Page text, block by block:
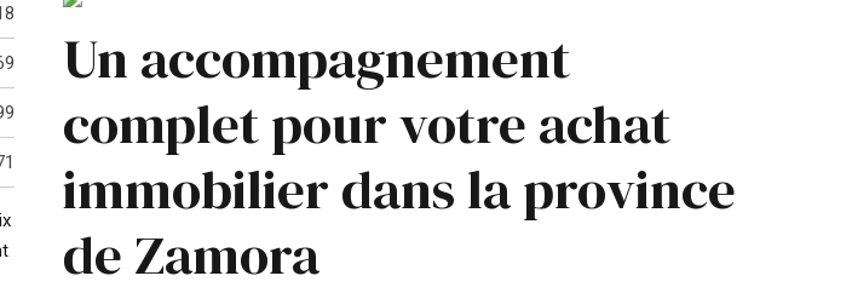
Un accompagnement
complet pour votre achat
immobilier dans la province
de Zamora